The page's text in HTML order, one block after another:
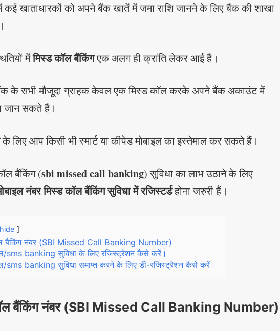
में कई खाताधारकों को अपने बैंक खातें में जमा राशि जानने के लिए बैंक की शाखा
मेंमिस्ड कॉल बैंकिंगएक अलग ही क्रांति लेकर आई हैं।
के सभी मौजूदा ग्राहक केवल एक मिस्ड कॉल करके अपने बैंक अकाउंट में
जान सकते हैं।
के लिए आप किसी भी स्मार्ट या कीपेड मोबाइल का इस्तेमाल कर सकते हैं।
बैंकिंग (sbi missed call banking) सुविधा का लाभ उठाने के लिए
नंबर मिस्ड कॉल बैंकिंग सुविधा में रजिस्टर्डहोना जरुरी हैं।
hide
बैंकिंग नंबर (SBI Missed Call Banking Number)
sms banking सुविधा के लिए रजिस्ट्रेशन कैसे करें।
sms banking सुविधा समाप्त करने के लिए डी-रजिस्ट्रेशन कैसे करें।
बैंकिंग नंबर (SBI Missed Call Banking Number)